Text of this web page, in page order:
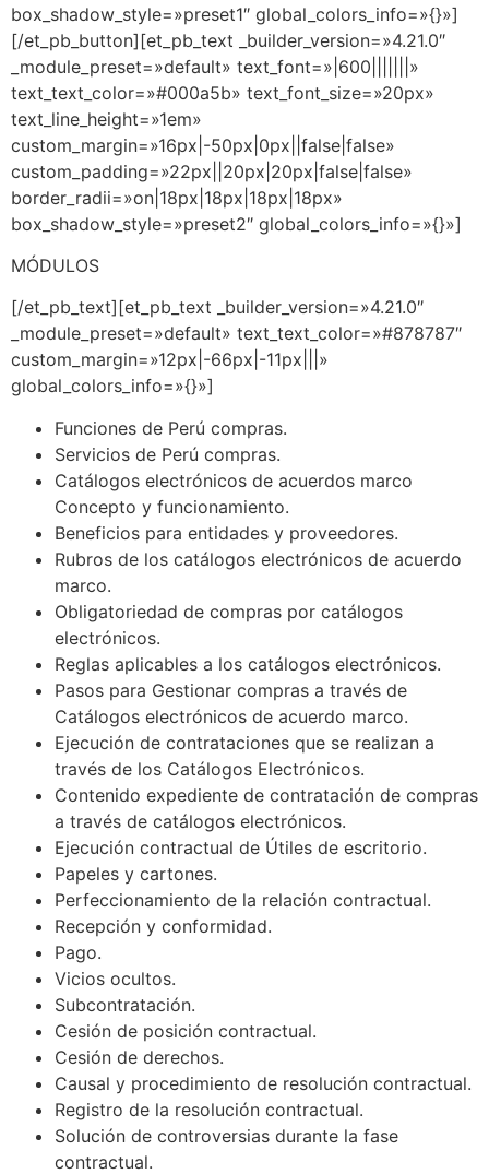
box_shadow_style=»preset1″ global_colors_info=»{}»]
[/et_pb_button][et_pb_text _builder_version=»4.21.0″
_module_preset=»default» text_font=»|600|||||||»
text_text_color=»#000a5b» text_font_size=»20px»
text_line_height=»1em»
custom_margin=»16px|-50px|0px||false|false»
custom_padding=»22px||20px|20px|false|false»
border_radii=»on|18px|18px|18px|18px»
box_shadow_style=»preset2″ global_colors_info=»{}»]
MÓDULOS
[/et_pb_text][et_pb_text _builder_version=»4.21.0″
_module_preset=»default» text_text_color=»#878787″
custom_margin=»12px|-66px|-11px|||»
global_colors_info=»{}»]
Funciones de Perú compras.
Servicios de Perú compras.
Catálogos electrónicos de acuerdos marco
Concepto y funcionamiento.
Beneficios para entidades y proveedores.
Rubros de los catálogos electrónicos de acuerdo
marco.
Obligatoriedad de compras por catálogos
electrónicos.
Reglas aplicables a los catálogos electrónicos.
Pasos para Gestionar compras a través de
Catálogos electrónicos de acuerdo marco.
Ejecución de contrataciones que se realizan a
través de los Catálogos Electrónicos.
Contenido expediente de contratación de compras
a través de catálogos electrónicos.
Ejecución contractual de Útiles de escritorio.
Papeles y cartones.
Perfeccionamiento de la relación contractual.
Recepción y conformidad.
Pago.
Vicios ocultos.
Subcontratación.
Cesión de posición contractual.
Cesión de derechos.
Causal y procedimiento de resolución contractual.
Registro de la resolución contractual.
Solución de controversias durante la fase
contractual.